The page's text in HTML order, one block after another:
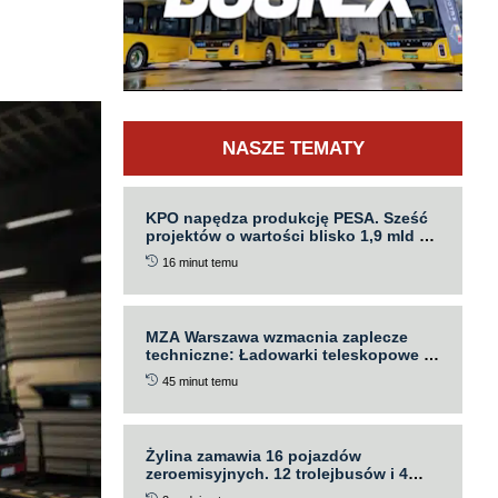
NASZE TEMATY
KPO napędza produkcję PESA. Sześć
projektów o wartości blisko 1,9 mld zł
realizowanych w Bydgoszczy
16 minut temu
MZA Warszawa wzmacnia zaplecze
techniczne: Ładowarki teleskopowe i
mobilny magazyn energii
45 minut temu
Żylina zamawia 16 pojazdów
zeroemisyjnych. 12 trolejbusów i 4
elektrobusy